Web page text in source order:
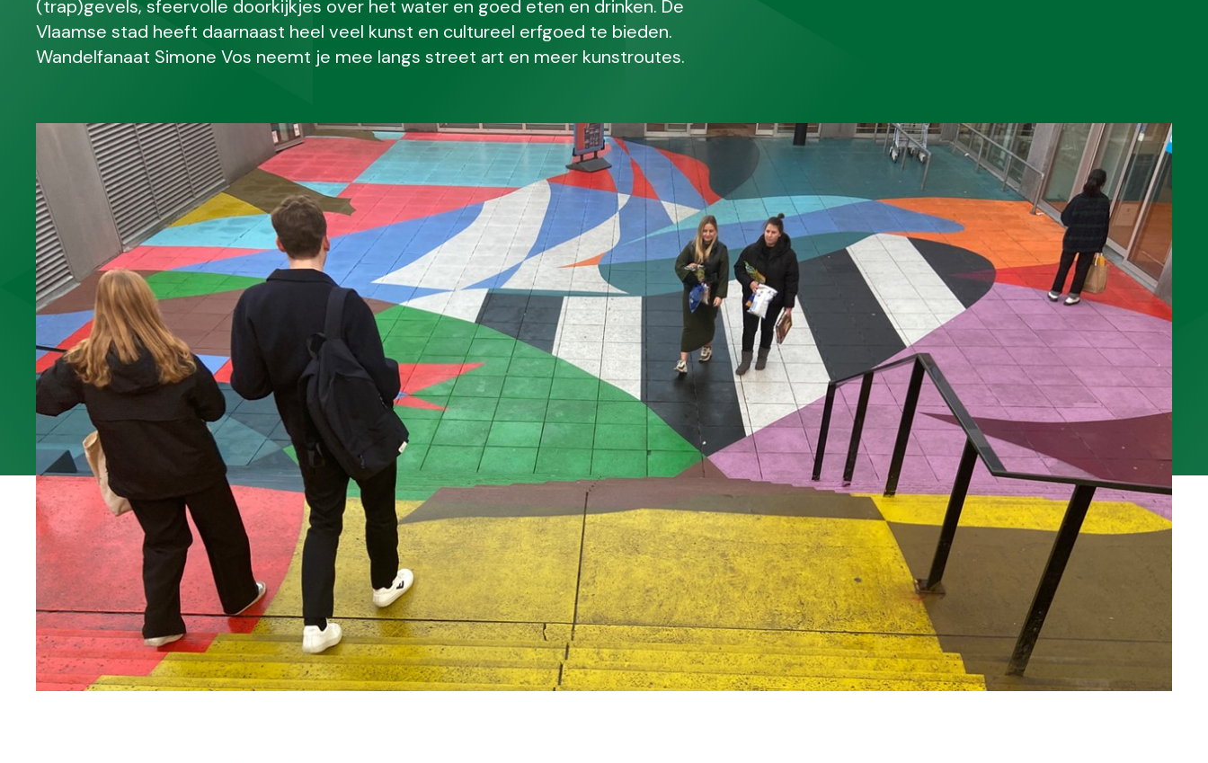
(trap)gevels, sfeervolle doorkijkjes over het water en goed eten en drinken. De
Vlaamse stad heeft daarnaast heel veel kunst en cultureel erfgoed te bieden.
Wandelfanaat Simone Vos neemt je mee langs street art en meer kunstroutes.